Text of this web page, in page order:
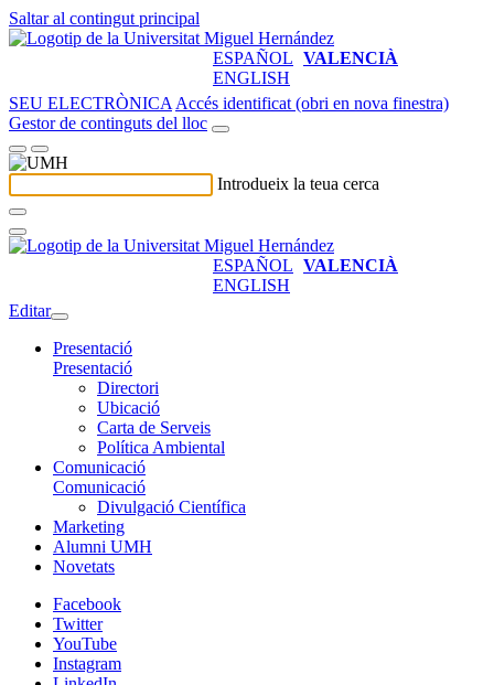
Saltar al contingut principal
ESPAÑOL VALENCIÀ
ENGLISH
SEU ELECTRÒNICA Accés identificat (obri en nova finestra)
Gestor de continguts del lloc
Introdueix la teua cerca
ESPAÑOL VALENCIÀ
ENGLISH
Editar
Presentació
Presentació
Directori
Ubicació
Carta de Serveis
Política Ambiental
Comunicació
Comunicació
Divulgació Científica
Marketing
Alumni UMH
Novetats
Facebook
Twitter
YouTube
Instagram